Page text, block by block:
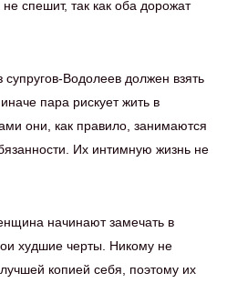
спешит, так как оба дорожат
Водолеев должен взять
пара рискует жить в
они, как правило, занимаются
Их интимную жизнь не
начинают замечать в
худшие черты. Никому не
копией себя, поэтому их